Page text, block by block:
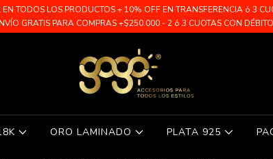
TODOS LOS PRODUCTOS + 10% OFF EN TRANSFERENCIA ó 3
GRATIS PARA COMPRAS +$250.000 - 2 ó 3 CUOTAS CON DÉBITO
ORO LAMINADO PLATA 925